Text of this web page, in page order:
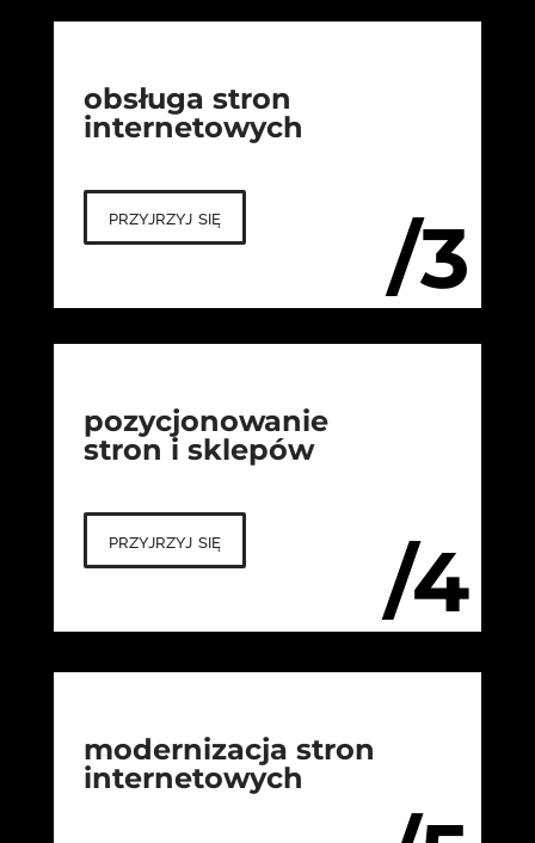
/3
obsługa stron
internetowych
przyjrzyj się
/4
pozycjonowanie
stron i sklepów
przyjrzyj się
modernizacja stron
internetowych